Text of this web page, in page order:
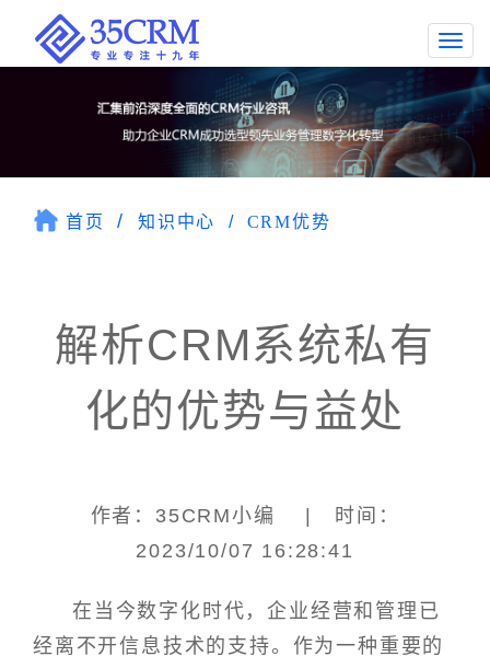
首页 知识中心 CRM优势
解析CRM系统私有
化的优势与益处
作者：35CRM小编 | 时间：
2023/10/07 16:28:41
在当今数字化时代，企业经营和管理已
经离不开信息技术的支持。作为一种重要的